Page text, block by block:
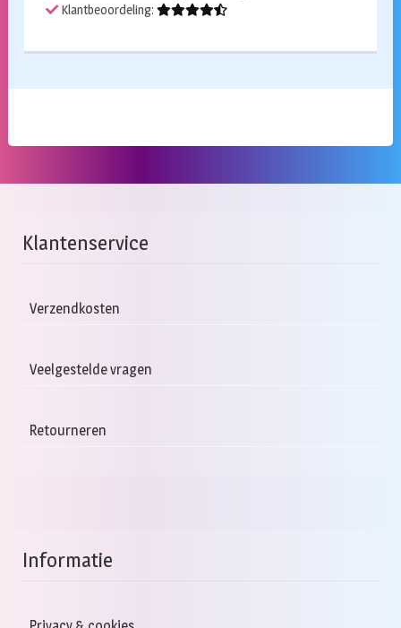
Klantbeoordeling:
Klantenservice
Verzendkosten
Veelgestelde vragen
Retourneren
Informatie